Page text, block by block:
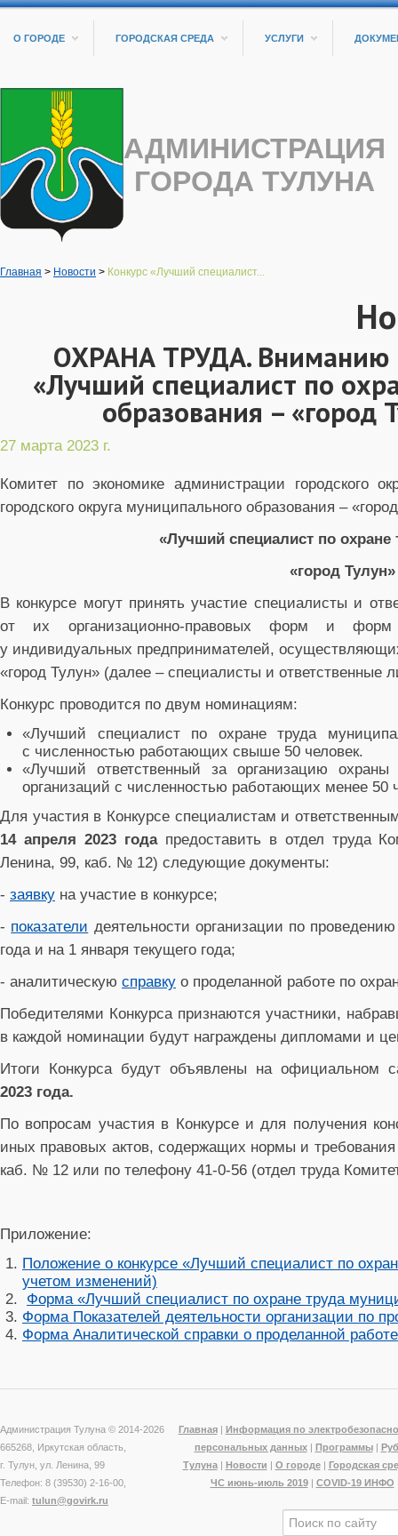
О ГОРОДЕ ГОРОДСКАЯ СРЕДА УСЛУГИ
АДМИНИСТРАЦИЯ
ГОРОДА ТУЛУНА
Главная > Новости > Конкурс «Лучший специалист...
ОХРАНА ТРУДА. Вниманию
«Лучший специалист по
образования – «город
27 марта 2023 г.
Комитет по экономике администрации городского
городского округа муниципального образования –
«Лучший специалист по охране
«город
В конкурсе могут принять участие специалисты и
от их организационно-правовых форм и форм
у индивидуальных предпринимателей,
«город Тулун» (далее – специалисты и ответственные
Конкурс проводится по двум номинациям:
«Лучший специалист по охране труда
с численностью работающих свыше 50 человек.
«Лучший ответственный за организацию
организаций с численностью работающих менее 50
Для участия в Конкурсе специалистам и
14 апреля 2023 годапредоставить в отдел труда
Ленина, 99, каб. № 12) следующие документы:
- заявку на участие в конкурсе;
- показатели деятельности организации по
года и на 1 января текущего года;
- аналитическую справку о проделанной работе по
Победителями Конкурса признаются участники,
в каждой номинации будут награждены дипломами и
Итоги Конкурса будут объявлены на официальном
2023 года.
По вопросам участия в Конкурсе и для получения
иных правовых актов, содержащих нормы и
каб. № 12 или по телефону 41-0-56 (отдел труда
Приложение:
Положение о конкурсе «Лучший специалист по
учетом изменений)
Форма «Лучший специалист по охране труда
Форма Показателей деятельности организации по
Форма Аналитической справки о проделанной
Администрация Тулуна © 2014-2026
665268, Иркутская область,
г. Тулун, ул. Ленина, 99
Телефон: 8 (39530) 2-16-00,
E-mail: tulun@govirk.ru
Главная| Информация по
персональных данных| Программы|
Тулуна| Новости | О городе| Городская
ЧС июнь-июль 2019| COVID-19 ИНФО